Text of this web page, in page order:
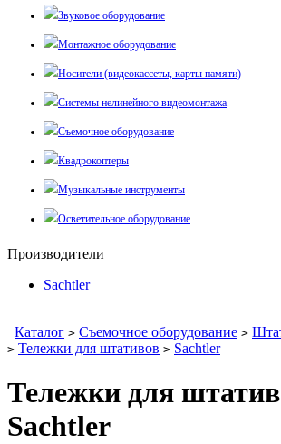
Звуковое оборудование
Монтажное оборудование
Носители (видеокассеты, карты памяти)
Системы нелинейного видеомонтажа
Съемочное оборудование
Квадрокоптеры
Музыкальные инструменты
Осветительное оборудование
Производители
Sachtler
Каталог > Съемочное оборудование >
> Тележки для штативов > Sachtler
Тележки для
Sachtler